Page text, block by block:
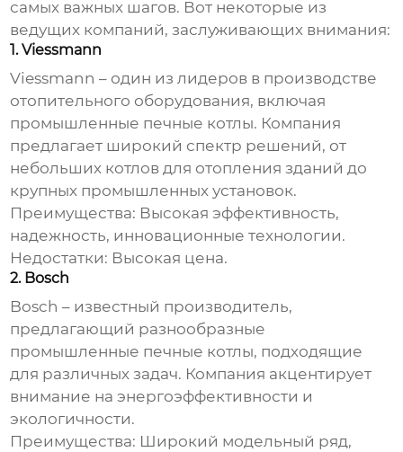
самых важных шагов. Вот некоторые из
ведущих компаний, заслуживающих внимания:
1. Viessmann
Viessmann – один из лидеров в производстве
отопительного оборудования, включая
промышленные печные котлы. Компания
предлагает широкий спектр решений, от
небольших котлов для отопления зданий до
крупных промышленных установок.
Преимущества: Высокая эффективность,
надежность, инновационные технологии.
Недостатки: Высокая цена.
2. Bosch
Bosch – известный производитель,
предлагающий разнообразные
промышленные печные котлы, подходящие
для различных задач. Компания акцентирует
внимание на энергоэффективности и
экологичности.
Преимущества: Широкий модельный ряд,